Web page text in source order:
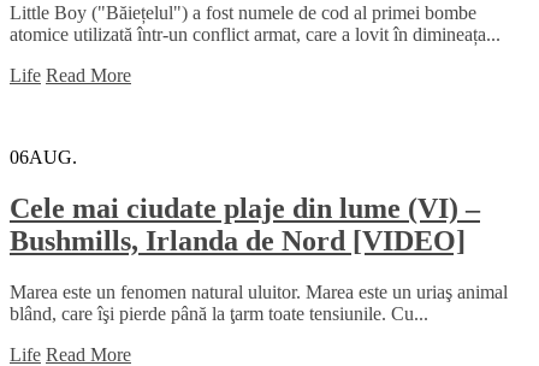
Little Boy ("Băiețelul") a fost numele de cod al primei bombe
atomice utilizată într-un conflict armat, care a lovit în dimineața...
Life Read More
06AUG.
Cele mai ciudate plaje din lume (VI) –
Bushmills, Irlanda de Nord [VIDEO]
Marea este un fenomen natural uluitor. Marea este un uriaş animal
blând, care îşi pierde până la ţarm toate tensiunile. Cu...
Life Read More